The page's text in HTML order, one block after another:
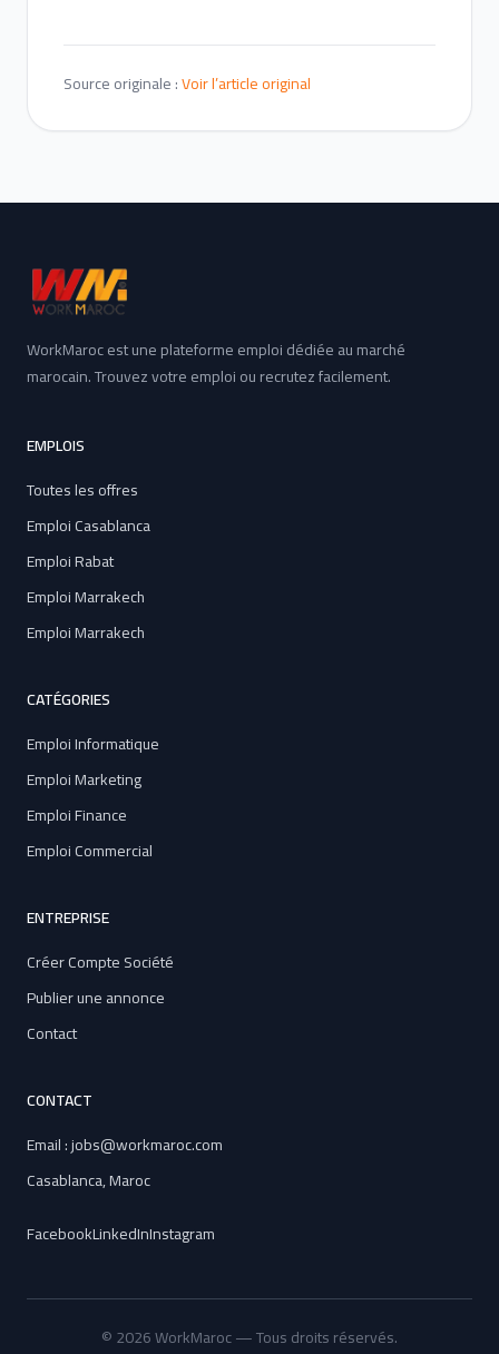
Source originale :Voir l’article original
WorkMaroc est une plateforme emploi dédiée au marché
marocain. Trouvez votre emploi ou recrutez facilement.
EMPLOIS
Toutes les offres
Emploi Casablanca
Emploi Rabat
Emploi Marrakech
Emploi Marrakech
CATÉGORIES
Emploi Informatique
Emploi Marketing
Emploi Finance
Emploi Commercial
ENTREPRISE
Créer Compte Société
Publier une annonce
Contact
CONTACT
Email : jobs@workmaroc.com
Casablanca, Maroc
FacebookLinkedInInstagram
© 2026 WorkMaroc — Tous droits réservés.